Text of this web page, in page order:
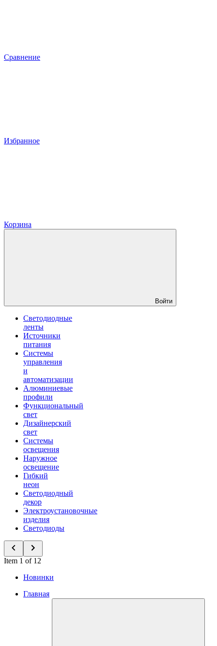
Сравнение
Избранное
Корзина
Войти
Светодиодные
ленты
Источники
питания
Системы
управления
и
автоматизации
Алюминиевые
профили
Функциональный
свет
Дизайнерский
свет
Системы
освещения
Наружное
освещение
Гибкий
неон
Светодиодный
декор
Электроустановочные
изделия
Светодиоды
Item 1 of 12
Новинки
Главная